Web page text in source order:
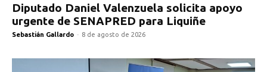
Diputado Daniel Valenzuela solicita apoyo
urgente de SENAPRED para Liquiñe
Sebastián Gallardo - 8 de agosto de 2026